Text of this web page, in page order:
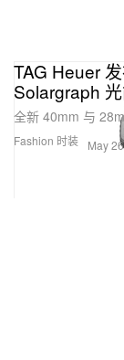
Fashion 时装
TAG Heuer
Solargraph
全新 40mm 与
May